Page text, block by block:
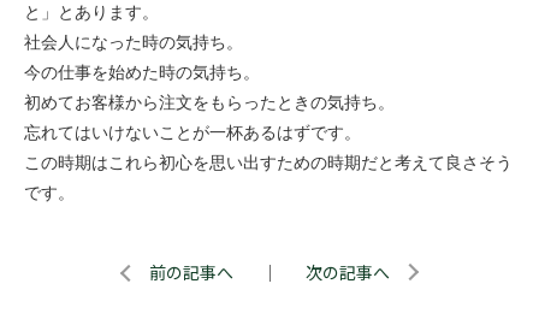
と」とあります。
社会人になった時の気持ち。
今の仕事を始めた時の気持ち。
初めてお客様から注文をもらったときの気持ち。
忘れてはいけないことが一杯あるはずです。
この時期はこれら初心を思い出すための時期だと考えて良さそう
です。
前の記事へ ｜ 次の記事へ